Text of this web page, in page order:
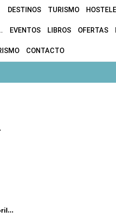
DESTINOS TURISMO
EVENTOS LIBROS OFERTAS
CONTACTO